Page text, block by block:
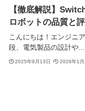
【徹底解説】
ロボットの品質と
こんにちは！エンジニ
段、電気製品の設計や...
2025年9月13日 2026年1月